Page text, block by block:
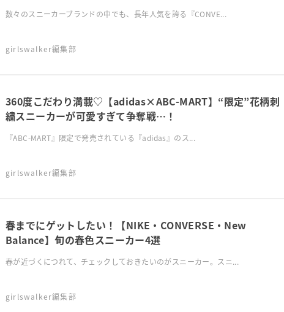
数々のスニーカーブランドの中でも、長年人気を誇る『CONVE...
girlswalker編集部
360度こだわり満載♡【adidas×ABC-MART】“限定”花柄刺
繍スニーカーが可愛すぎて争奪戦…！
『ABC-MART』限定で発売されている『adidas』のス...
girlswalker編集部
春までにゲットしたい！【NIKE・CONVERSE・New
Balance】旬の春色スニーカー4選
春が近づくにつれて、チェックしておきたいのがスニーカー。スニ...
girlswalker編集部